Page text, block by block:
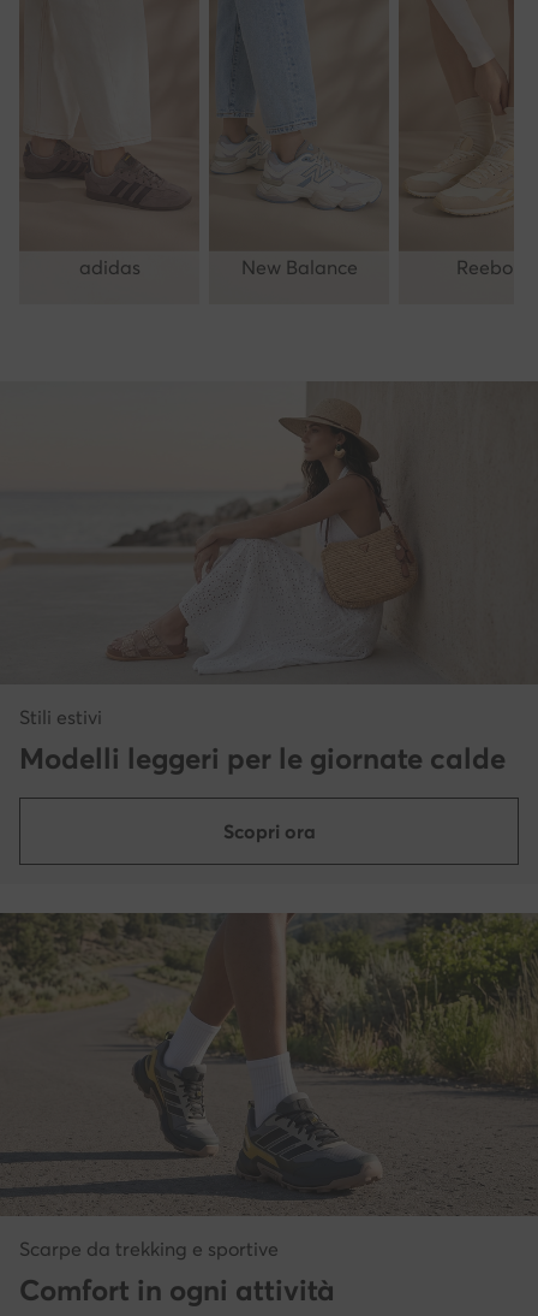
adidas New Balance Reebok
Stili estivi
Modelli leggeri per le giornate calde
Scopri ora
Scarpe da trekking e sportive
Comfort in ogni attività